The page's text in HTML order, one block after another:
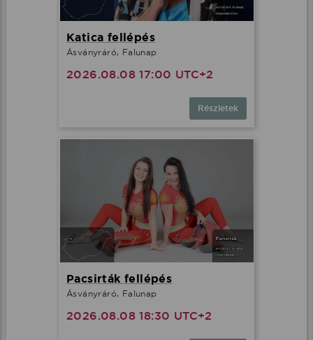
Katica fellépés
Ásványráró, Falunap
2026.08.08 17:00 UTC+2
Részletek
Pacsirták fellépés
Ásványráró, Falunap
2026.08.08 18:30 UTC+2